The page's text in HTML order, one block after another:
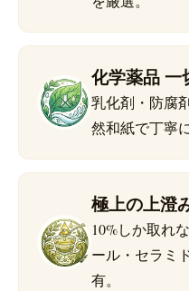
化学薬品 一
乳化剤・防腐
然和紙で丁寧
極上の上澄
10%しか取れ
ール・セラミ
有。